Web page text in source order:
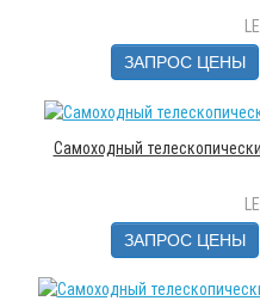
ЗАПРОС ЦЕНЫ
Самоходный
ЗАПРОС ЦЕНЫ